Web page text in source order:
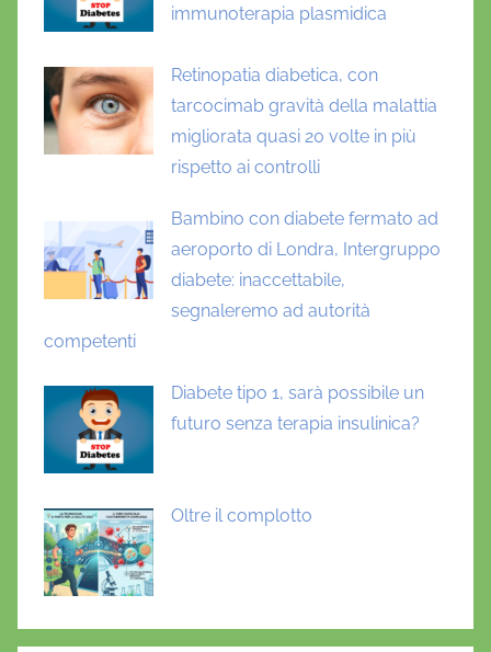
a
i
a
b
e
a
,
e
n
s
o
immunoterapia plasmidica
Retinopatia diabetica, con
tarcocimab gravità della malattia
migliorata quasi 20 volte in più
rispetto ai controlli
Bambino con diabete fermato ad
aeroporto di Londra, Intergruppo
diabete: inaccettabile,
segnaleremo ad autorità
competenti
Diabete tipo 1, sarà possibile un
futuro senza terapia insulinica?
Oltre il complotto